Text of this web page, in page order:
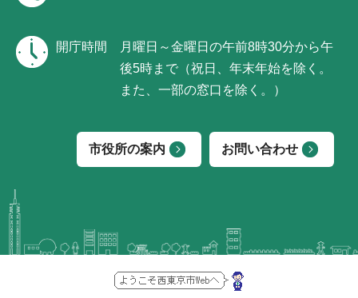
開庁時間
月曜日～金曜日の午前8時30分から午
後5時まで（祝日、年末年始を除く。
また、一部の窓口を除く。）
市役所の案内 お問い合わせ